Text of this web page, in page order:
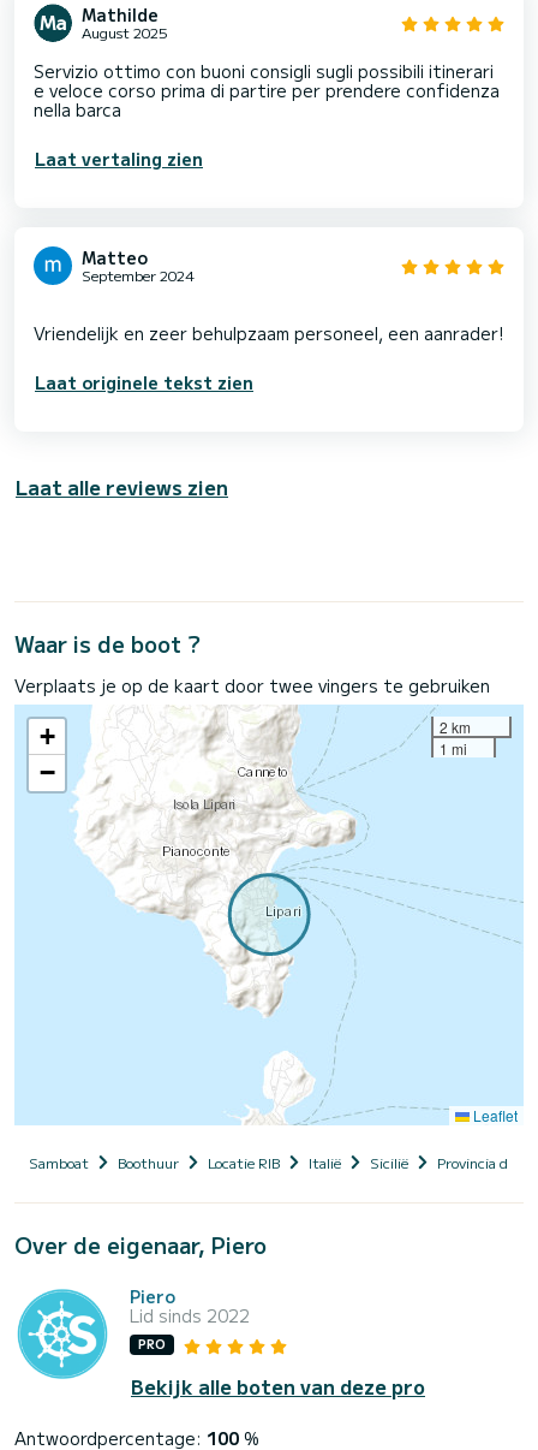
Mathilde
August 2025
Servizio ottimo con buoni consigli sugli possibili itinerari
e veloce corso prima di partire per prendere confidenza
nella barca
Laat vertaling zien
Matteo
September 2024
Laat originele tekst zien
Laat alle reviews zien
Waar is de boot ?
Verplaats je op de kaart door twee vingers te gebruiken
+
−
2 km
1 mi
Leaflet
Samboat Boothuur Locatie RIB Italië Sicilië Provincia di
Over de eigenaar, Piero
Piero
Lid sinds 2022
PRO
Bekijk alle boten van deze pro
Antwoordpercentage: 100 %